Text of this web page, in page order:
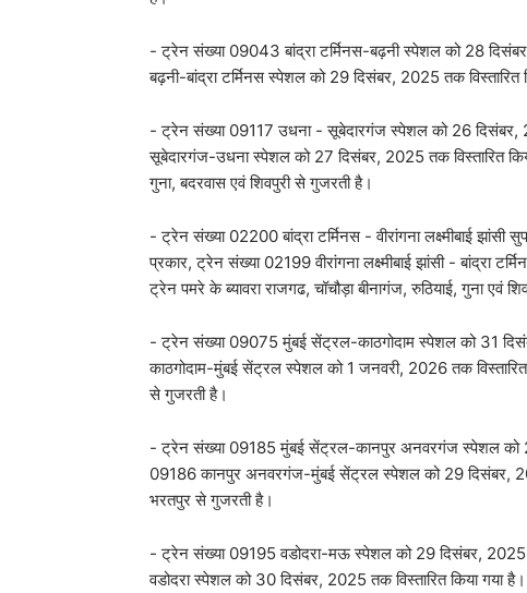
- ट्रेन संख्या 09043 बांद्रा टर्मिनस-बढ़नी स्पेशल को 28
बढ़नी-बांद्रा टर्मिनस स्पेशल को 29 दिसंबर, 2025 तक
- ट्रेन संख्‍या 09117 उधना - सूबेदारगंज स्पेशल को 26 दिसंबर,
सूबेदारगंज-उधना स्पेशल को 27 दिसंबर, 2025 तक विस्‍तारित
गुना, बदरवास एवं शिवपुरी से गुजरती है।
- ट्रेन संख्या 02200 बांद्रा टर्मिनस - वीरांगना लक्ष्मीबाई
प्रकार, ट्रेन संख्या 02199 वीरांगना लक्ष्मीबाई झांसी - बांद्रा
ट्रेन पमरे के ब्यावरा राजगढ, चॉचौड़ा बीनागंज, रुठियाई, गुना एवं
- ट्रेन संख्या 09075 मुंबई सेंट्रल-काठगोदाम स्पेशल को 31
काठगोदाम-मुंबई सेंट्रल स्पेशल को 1 जनवरी, 2026 तक विस्‍तारित
से गुजरती है।
- ट्रेन संख्या 09185 मुंबई सेंट्रल-कानपुर अनवरगंज स्पेशल को
09186 कानपुर अनवरगंज-मुंबई सेंट्रल स्पेशल को 29 दिसंबर,
भरतपुर से गुजरती है।
- ट्रेन संख्या 09195 वडोदरा-मऊ स्पेशल को 29 दिसंबर, 2025
वडोदरा स्पेशल को 30 दिसंबर, 2025 तक विस्तारित किया गया